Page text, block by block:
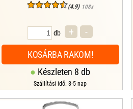
(4.9) 108x
Készleten 8 db
Szállítási idő: 3-5 nap
db + -
KOSÁRBA RAKOM!